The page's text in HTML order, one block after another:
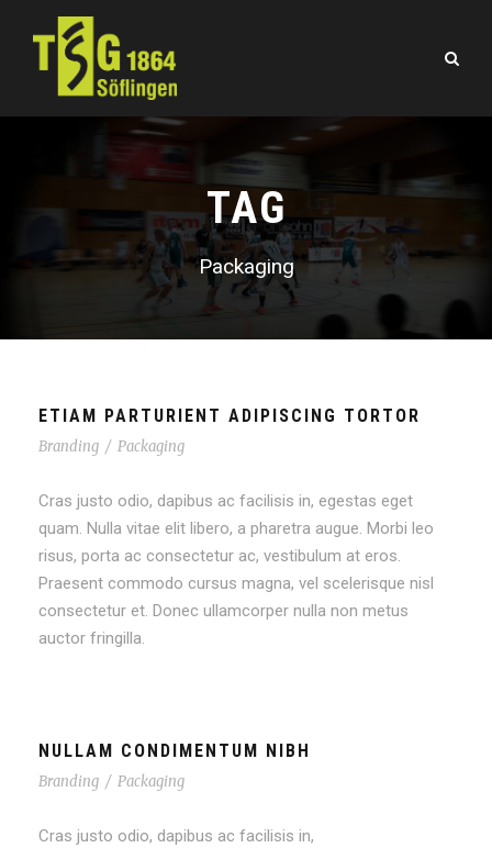
TAG
Packaging
ETIAM PARTURIENT ADIPISCING TORTOR
Branding / Packaging
Cras justo odio, dapibus ac facilisis in, egestas eget
quam. Nulla vitae elit libero, a pharetra augue. Morbi leo
risus, porta ac consectetur ac, vestibulum at eros.
Praesent commodo cursus magna, vel scelerisque nisl
consectetur et. Donec ullamcorper nulla non metus
auctor fringilla.
NULLAM CONDIMENTUM NIBH
Branding / Packaging
Cras justo odio, dapibus ac facilisis in,